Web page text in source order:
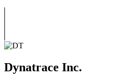
Dynatrace Inc.